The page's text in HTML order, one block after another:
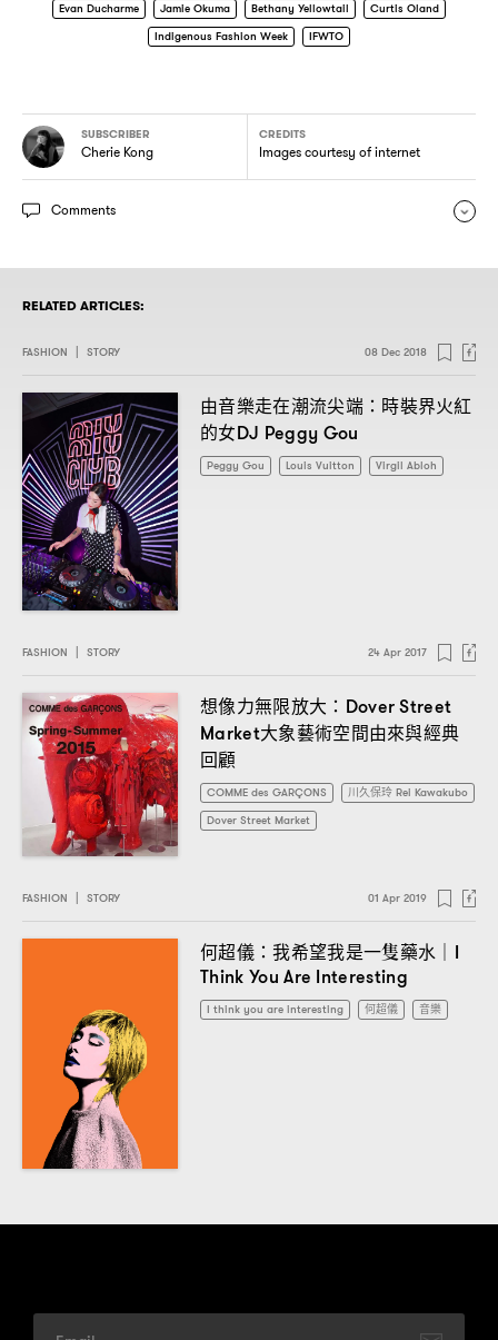
Evan Ducharme Jamie Okuma Bethany Yellowtail
Curtis Oland
Indigenous Fashion Week
IFWTO
SUBSCRIBER
Cherie Kong
CREDITS
Images courtesy of internet
Comments
RELATED ARTICLES:
FASHION STORY 08 Dec 2018
由音樂走在潮流尖端： 時裝界火紅
的女DJ Peggy Gou
Peggy Gou Louis Vuitton Virgil Abloh
FASHION STORY 24 Apr 2017
想像力無限放大 ：Dover Street
Market大象藝術空間由來與經典
回顧
COMME des GARÇONS
川久保玲 Rei Kawakubo
Dover Street Market
FASHION STORY 01 Apr 2019
何超儀：我希望我是一隻藥水 ｜I
Think You Are Interesting
I think you are interesting 何超儀 音樂